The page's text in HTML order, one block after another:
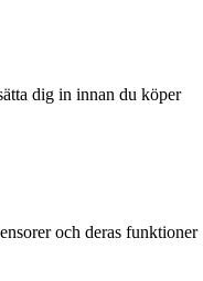
dig in innan du köper
och deras funktioner